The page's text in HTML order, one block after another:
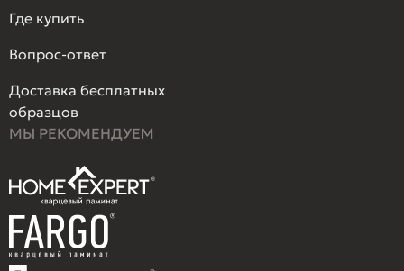
Где купить
Вопрос-ответ
Доставка бесплатных
образцов
МЫ РЕКОМЕНДУЕМ